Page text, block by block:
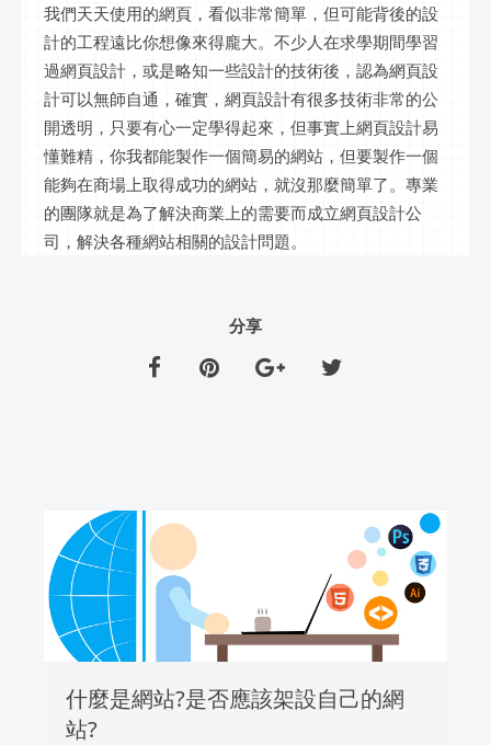
我們天天使用的網頁，看似非常簡單，但可能背後的設
計的工程遠比你想像來得龐大。不少人在求學期間學習
過網頁設計，或是略知一些設計的技術後，認為網頁設
計可以無師自通，確實，網頁設計有很多技術非常的公
開透明，只要有心一定學得起來，但事實上網頁設計易
懂難精，你我都能製作一個簡易的網站，但要製作一個
能夠在商場上取得成功的網站，就沒那麼簡單了。專業
的團隊就是為了解決商業上的需要而成立網頁設計公
司，解決各種網站相關的設計問題。
分享
什麼是網站?是否應該架設自己的網
站?